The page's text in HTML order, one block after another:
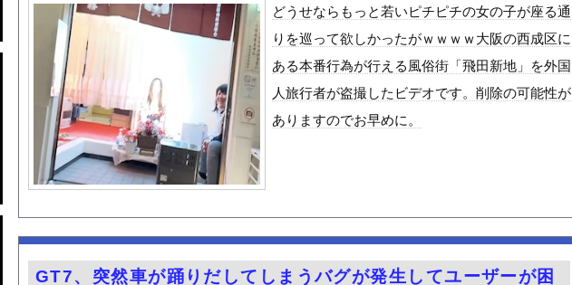
実証実験都市「ウーブン・シティ」が一般の居住希望者の募集開始 すでにトヨタ関係者が居...
QRコード決済やタブレットなどを使いこなせない人も居るという話・・・
中国「台風接近！」台風13号「三峡直撃予測」中国「上流大洪水！（三峡上流」中国都市「...
韓国国会、サッカー前代表監督を追及「なぜ負けたのか」
日本旅行キャンセルすべきか…1万年ぶり史上最大級の火山の兆し＝韓国の反応
うちのネコが目の前にいた。私が上に物を投げるフリをする → 猫はこうなります…
【爆笑動画】ママさん「新しい洗濯機買って1発目に回したらコレw」←こwれwはw w ...
友達「二郎系食おうぜ」俺「おうｗ」→豚山
バイト先の元ヤン「ギャハハハハ(品のない笑い方)」ワイ「うるせぇな…どうせFランだろ...
「片親の女だけはやめとけ」という風潮、広まりつつある・・・
どうせならもっと若いピチピチの女の子が座る通
りを巡って欲しかったがｗｗｗｗ大阪の西成区に
ある本番行為が行える風俗街「飛田新地」を外国
人旅行者が盗撮したビデオです。削除の可能性が
ありますのでお早めに。
GT7、突然車が踊りだしてしまうバグが発生してユーザーが困